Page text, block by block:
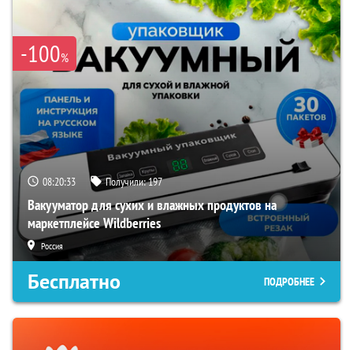
-100%
08:20:32 Получили:197
Вакууматор для сухих и влажных продуктов на
маркетплейсе Wildberries
Россия
Бесплатно ПОДРОБНЕЕ